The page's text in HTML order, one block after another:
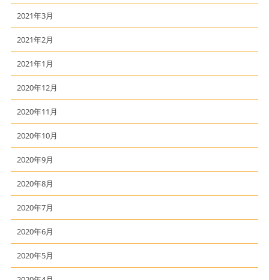
2021年3月
2021年2月
2021年1月
2020年12月
2020年11月
2020年10月
2020年9月
2020年8月
2020年7月
2020年6月
2020年5月